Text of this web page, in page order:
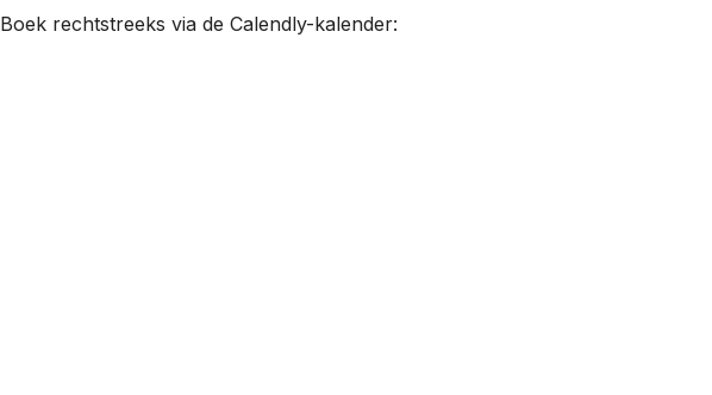
Boek rechtstreeks via de Calendly-kalender: